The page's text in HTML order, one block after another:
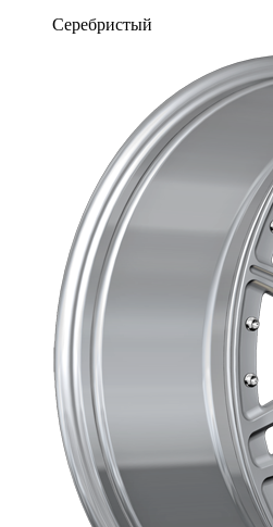
Серебристый